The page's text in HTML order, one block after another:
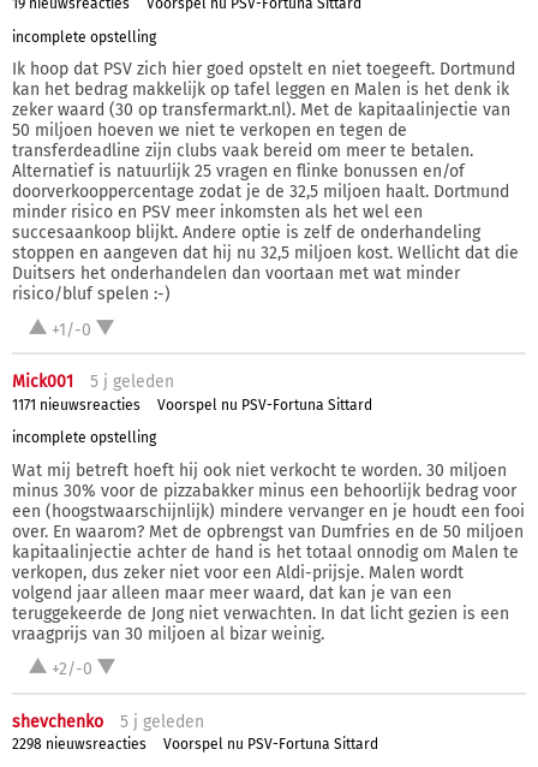
19 nieuwsreacties
Voorspel nu PSV-Fortuna Sittard
incomplete opstelling
Ik hoop dat PSV zich hier goed opstelt en niet toegeeft. Dortmund
kan het bedrag makkelijk op tafel leggen en Malen is het denk ik
zeker waard (30 op transfermarkt.nl). Met de kapitaalinjectie van
50 miljoen hoeven we niet te verkopen en tegen de
transferdeadline zijn clubs vaak bereid om meer te betalen.
Alternatief is natuurlijk 25 vragen en flinke bonussen en/of
doorverkooppercentage zodat je de 32,5 miljoen haalt. Dortmund
minder risico en PSV meer inkomsten als het wel een
succesaankoop blijkt. Andere optie is zelf de onderhandeling
stoppen en aangeven dat hij nu 32,5 miljoen kost. Wellicht dat die
Duitsers het onderhandelen dan voortaan met wat minder
risico/bluf spelen :-)
+1/-0
Mick001 5 j geleden
1171 nieuwsreacties
Voorspel nu PSV-Fortuna Sittard
incomplete opstelling
Wat mij betreft hoeft hij ook niet verkocht te worden. 30 miljoen
minus 30% voor de pizzabakker minus een behoorlijk bedrag voor
een (hoogstwaarschijnlijk) mindere vervanger en je houdt een fooi
over. En waarom? Met de opbrengst van Dumfries en de 50 miljoen
kapitaalinjectie achter de hand is het totaal onnodig om Malen te
verkopen, dus zeker niet voor een Aldi-prijsje. Malen wordt
volgend jaar alleen maar meer waard, dat kan je van een
teruggekeerde de Jong niet verwachten. In dat licht gezien is een
vraagprijs van 30 miljoen al bizar weinig.
+2/-0
shevchenko 5 j geleden
2298 nieuwsreacties
Voorspel nu PSV-Fortuna Sittard